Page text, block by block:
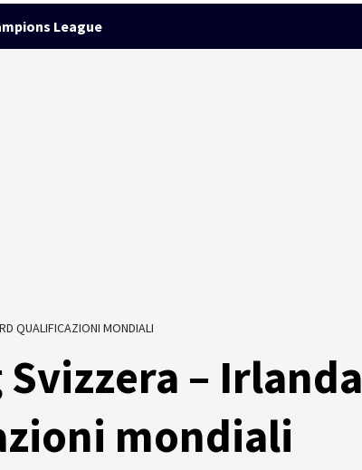
League
QUALIFICAZIONI MONDIALI
– Irlanda
mondiali